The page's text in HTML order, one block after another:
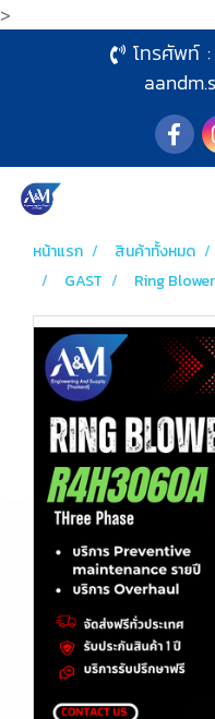
>
โทรศัพท์ :
หน้าแรก สินค้าทั้งหมด
GAST
Ring